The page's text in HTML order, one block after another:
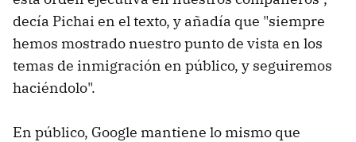
decía Pichai en el texto, y añadía que "siempre
hemos mostrado nuestro punto de vista en los
temas de inmigración en público, y seguiremos
haciéndolo".
En público, Google mantiene lo mismo que